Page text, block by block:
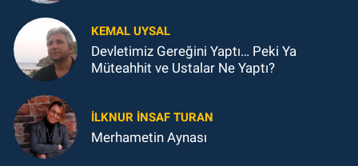
KEMAL UYSAL
Devletimiz Gereğini Yaptı… Peki Ya
Müteahhit ve Ustalar Ne Yaptı?
İLKNUR İNSAF TURAN
Merhametin Aynası